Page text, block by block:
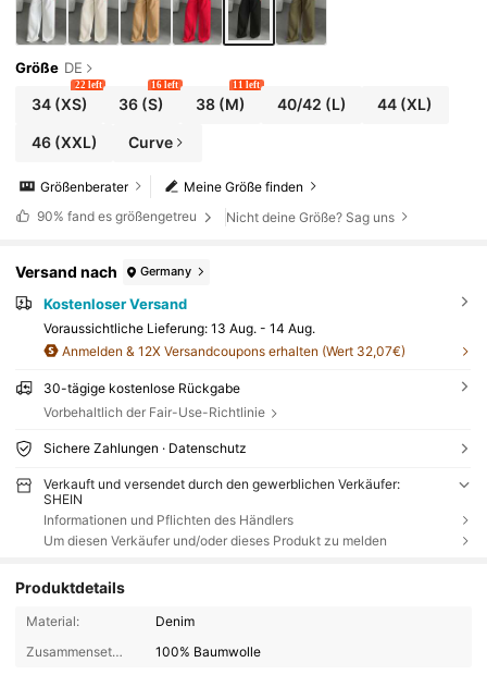
Größe DE
34(XS)
22 left
36 (S)
16 left
38(M)
11 left
40/42 (L) 44 (XL)
46(XXL) Curve
Meine Größe finden
Größenberater
90% fand es größengetreu Nicht deine Größe? Sag uns
Versand nach Germany
Kostenloser Versand
Voraussichtliche Lieferung: 13 Aug. - 14 Aug.
Anmelden & 12X Versandcoupons erhalten (Wert 32,07€)
30-tägige kostenlose Rückgabe
Vorbehaltlich der Fair-Use-Richtlinie
Sichere Zahlungen · Datenschutz
Verkauft und versendet durch den gewerblichen Verkäufer:
SHEIN
Informationen und Pflichten des Händlers
Um diesen Verkäufer und/oder dieses Produkt zu melden
Produktdetails
Material:
Denim
Zusammensetzung:
100% Baumwolle